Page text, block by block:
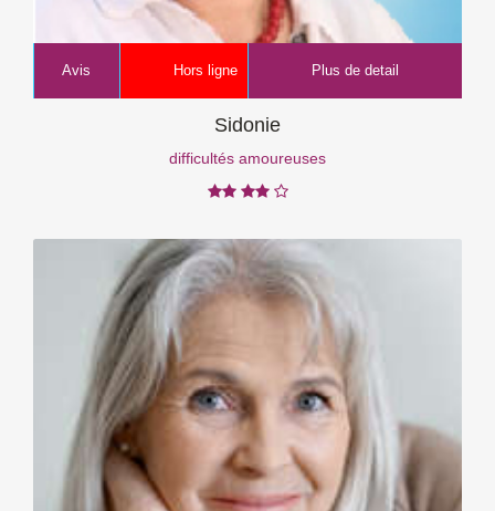
Avis Hors ligne Plus de detail
Sidonie
difficultés amoureuses